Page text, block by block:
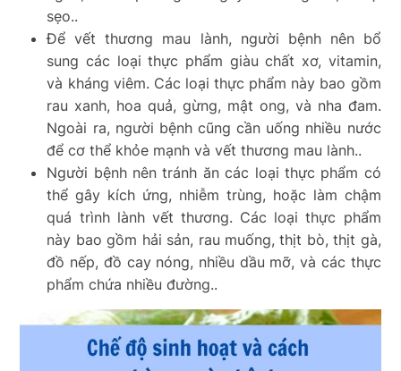
sẹo..
Để vết thương mau lành, người bệnh nên bổ
sung các loại thực phẩm giàu chất xơ, vitamin,
và kháng viêm. Các loại thực phẩm này bao gồm
rau xanh, hoa quả, gừng, mật ong, và nha đam.
Ngoài ra, người bệnh cũng cần uống nhiều nước
để cơ thể khỏe mạnh và vết thương mau lành..
Người bệnh nên tránh ăn các loại thực phẩm có
thể gây kích ứng, nhiễm trùng, hoặc làm chậm
quá trình lành vết thương. Các loại thực phẩm
này bao gồm hải sản, rau muống, thịt bò, thịt gà,
đồ nếp, đồ cay nóng, nhiều dầu mỡ, và các thực
phẩm chứa nhiều đường..